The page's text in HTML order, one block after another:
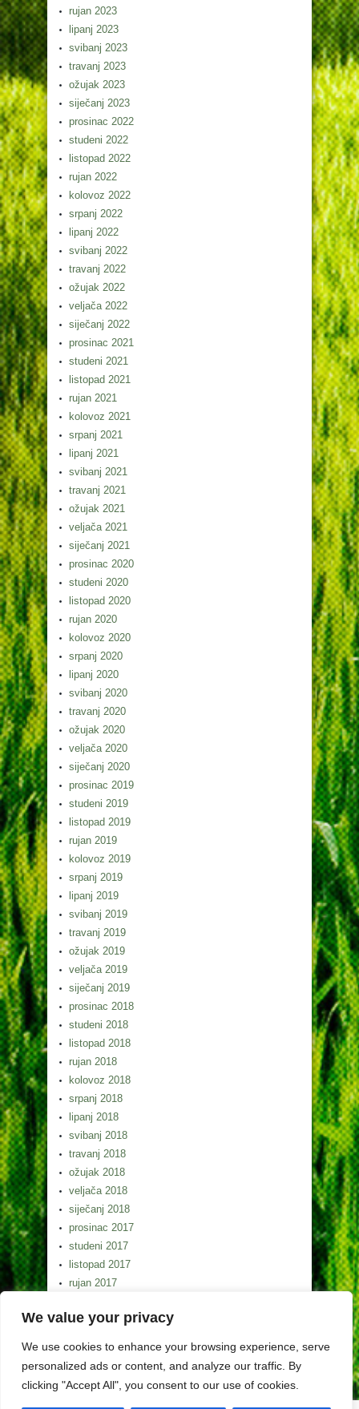
We value your privacy
We use cookies to enhance your browsing experience, serve
personalized ads or content, and analyze our traffic. By
clicking "Accept All", you consent to our use of cookies.
rujan 2023
lipanj 2023
svibanj 2023
travanj 2023
ožujak 2023
siječanj 2023
prosinac 2022
studeni 2022
listopad 2022
rujan 2022
kolovoz 2022
srpanj 2022
lipanj 2022
svibanj 2022
travanj 2022
ožujak 2022
veljača 2022
siječanj 2022
prosinac 2021
studeni 2021
listopad 2021
rujan 2021
kolovoz 2021
srpanj 2021
lipanj 2021
svibanj 2021
travanj 2021
ožujak 2021
veljača 2021
siječanj 2021
prosinac 2020
studeni 2020
listopad 2020
rujan 2020
kolovoz 2020
srpanj 2020
lipanj 2020
svibanj 2020
travanj 2020
ožujak 2020
veljača 2020
siječanj 2020
prosinac 2019
studeni 2019
listopad 2019
rujan 2019
kolovoz 2019
srpanj 2019
lipanj 2019
svibanj 2019
travanj 2019
ožujak 2019
veljača 2019
siječanj 2019
prosinac 2018
studeni 2018
listopad 2018
rujan 2018
kolovoz 2018
srpanj 2018
lipanj 2018
svibanj 2018
travanj 2018
ožujak 2018
veljača 2018
siječanj 2018
prosinac 2017
studeni 2017
listopad 2017
rujan 2017
srpanj 2017